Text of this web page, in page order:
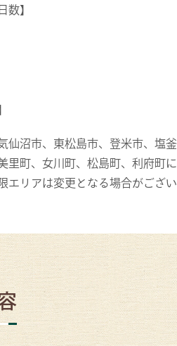
】
仙沼市、東松島市、登米市、塩釜
里町、女川町、松島町、利府町に
エリアは変更となる場合がござい